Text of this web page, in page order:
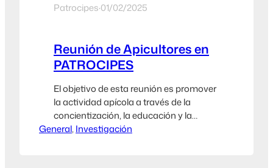
Patrocipes·01/02/2025
Reunión de Apicultores en
PATROCIPES
El objetivo de esta reunión es promover
la actividad apícola a través de la
concientización, la educación y la
capacitación, estableciendo una
General, Investigación